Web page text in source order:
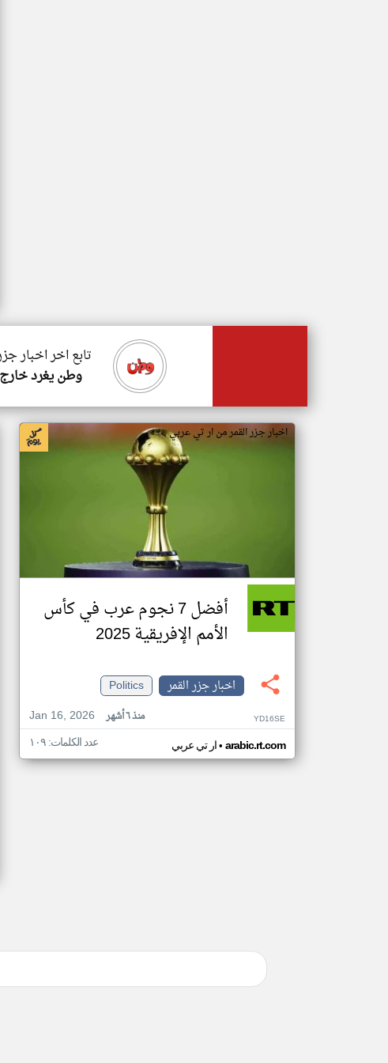
تابع اخر اخبار
وطن يغرد
اخبار جزر القمر من ار تي عربي
أفضل 7 نجوم عرب في كأس
الأمم الإفريقية 2025
اخبار جزر القمر
Politics
Jan 16, 2026
منذ ٦ أشهر YD16SE
ار تي عربي• arabic.rt.com عدد الكلمات: ١٠٩